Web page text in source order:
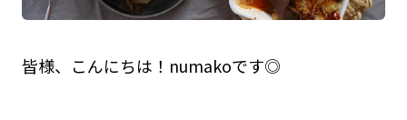
皆様、こんにちは！numakoです◎